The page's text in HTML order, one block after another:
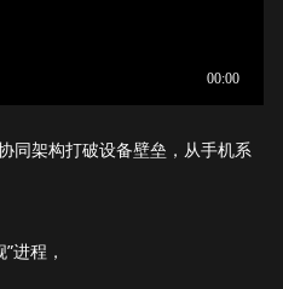
同架构打破设备壁垒，从手机系
进程，